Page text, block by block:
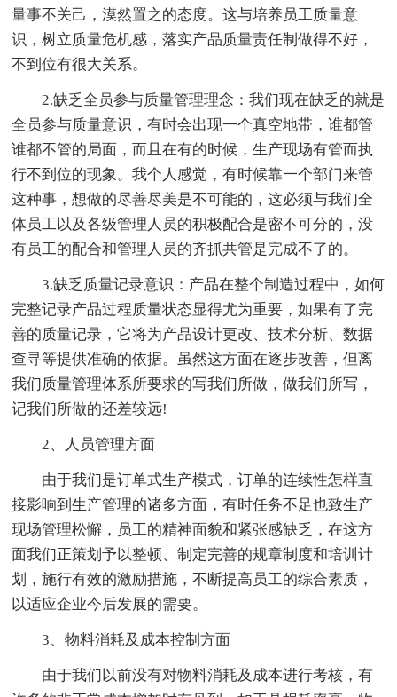
量事不关己，漠然置之的态度。这与培养员工质量意
识，树立质量危机感，落实产品质量责任制做得不好，
不到位有很大关系。
2.缺乏全员参与质量管理理念：我们现在缺乏的就是
全员参与质量意识，有时会出现一个真空地带，谁都管
谁都不管的局面，而且在有的时候，生产现场有管而执
行不到位的现象。我个人感觉，有时候靠一个部门来管
这种事，想做的尽善尽美是不可能的，这必须与我们全
体员工以及各级管理人员的积极配合是密不可分的，没
有员工的配合和管理人员的齐抓共管是完成不了的。
3.缺乏质量记录意识：产品在整个制造过程中，如何
完整记录产品过程质量状态显得尤为重要，如果有了完
善的质量记录，它将为产品设计更改、技术分析、数据
查寻等提供准确的依据。虽然这方面在逐步改善，但离
我们质量管理体系所要求的写我们所做，做我们所写，
记我们所做的还差较远!
2、人员管理方面
由于我们是订单式生产模式，订单的连续性怎样直
接影响到生产管理的诸多方面，有时任务不足也致生产
现场管理松懈，员工的精神面貌和紧张感缺乏，在这方
面我们正策划予以整顿、制定完善的规章制度和培训计
划，施行有效的激励措施，不断提高员工的综合素质，
以适应企业今后发展的需要。
3、物料消耗及成本控制方面
由于我们以前没有对物料消耗及成本进行考核，有